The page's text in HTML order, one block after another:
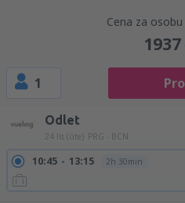
Cena za
1937
1
Odlet
24 lis (úte) PRG - BCN
10:45 13:15 2h 30min